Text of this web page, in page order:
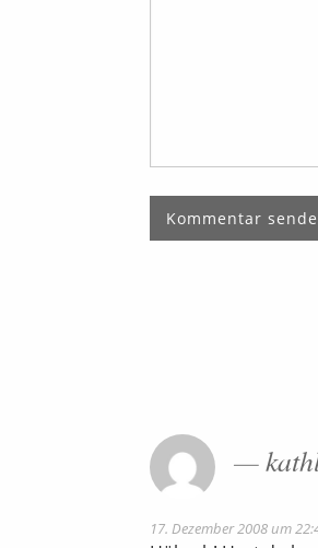
17. Dezember 2008 um